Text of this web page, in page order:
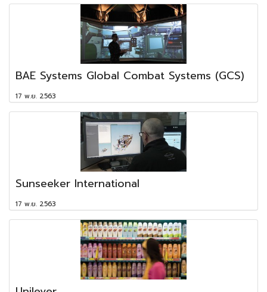
BAE Systems Global Combat Systems (GCS)
17 พ.ย. 2563
Sunseeker International
17 พ.ย. 2563